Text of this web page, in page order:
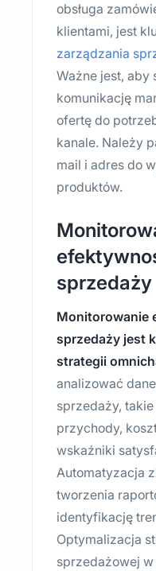
obsługa
klientami, jest
zarządzania
Ważne jest, aby
komunikację
ofertę do
kanale. Należy
mail i adres do
produktów.
sprzedaży
Monitorowanie
sprzedaży jest
strategii
analizować
sprzedaży,
przychody,
wskaźniki
Automatyzacja
tworzenia
identyfikację
Optymalizacja
sprzedażowej